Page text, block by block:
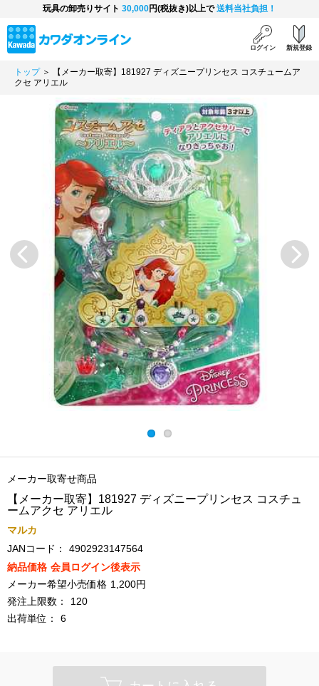
玩具の卸売りサイト 30,000円(税抜き)以上で送料当社負担！
ログイン 新規登録
トップ＞ 【メーカー取寄】181927 ディズニープリンセス コスチュームア
クセ アリエル
メーカー取寄せ商品
【メーカー取寄】181927 ディズニープリンセス コスチュ
ームアクセ アリエル
マルカ
JANコード：
4902923147564
納品価格 会員ログイン後表示
メーカー希望小売価格 1,200円
発注上限数：
120
出荷単位：
6